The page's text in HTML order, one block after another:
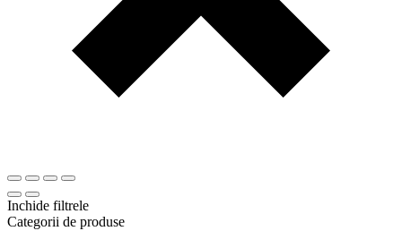
Inchide filtrele
Categorii de produse